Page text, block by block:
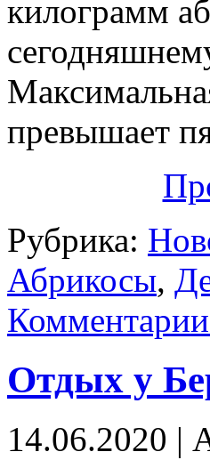
килограмм
превышает
Рубрика:
Абрикосы,
Отдых у
14.06.2020 |